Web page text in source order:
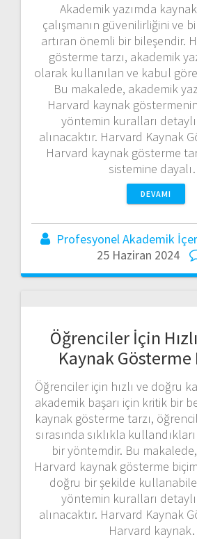
Akademik yazımda
çalışmanın güvenilirliğini ve
artıran önemli bir bileşendir.
gösterme tarzı, akademik
olarak kullanılan ve kabul
Bu makalede, akademik
Harvard kaynak
yöntemin kuralları
alınacaktır. Harvard Kaynak
Harvard kaynak gösterme
sistemine
DEVAMI
Profesyonel Akademik
25 Haziran 2024
Öğrenciler İçin
Kaynak Gösterme
Öğrenciler için hızlı ve doğru
akademik başarı için kritik bir
kaynak gösterme tarzı,
sırasında sıklıkla
bir yöntemdir. Bu
Harvard kaynak gösterme
doğru bir şekilde
yöntemin kuralları
alınacaktır. Harvard Kaynak
Harvard